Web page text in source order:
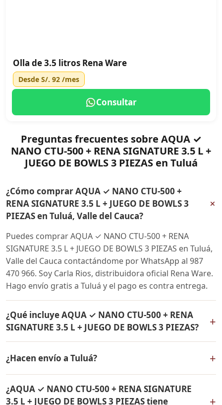
Olla de 3.5 litros Rena Ware
Desde S/. 92 /mes
Consultar
Preguntas frecuentes sobre AQUA ✓
NANO CTU-500 + RENA SIGNATURE 3.5 L +
JUEGO DE BOWLS 3 PIEZAS en Tuluá
¿Cómo comprar AQUA ✓ NANO CTU-500 +
RENA SIGNATURE 3.5 L + JUEGO DE BOWLS 3
PIEZAS en Tuluá, Valle del Cauca?
+
Puedes comprar AQUA ✓ NANO CTU-500 + RENA
SIGNATURE 3.5 L + JUEGO DE BOWLS 3 PIEZAS en Tuluá,
Valle del Cauca contactándome por WhatsApp al 987
470 966. Soy Carla Rios, distribuidora oficial Rena Ware.
Hago envío gratis a Tuluá y el pago es contra entrega.
¿Qué incluye AQUA ✓ NANO CTU-500 + RENA
SIGNATURE 3.5 L + JUEGO DE BOWLS 3 PIEZAS?
+
JUEGO DE BOWLS 3 PIEZAS incluye: Filtro de agua Rena
Ware + Bowls Rena Ware + Olla de 3.5 litros Rena Ware.
Todos los productos son originales Rena Ware con
garantía de por vida.
¿Hacen envío a Tuluá? +
RENA SIGNATURE 3.5 L + JUEGO DE BOWLS 3 PIEZAS a
¿AQUA ✓ NANO CTU-500 + RENA SIGNATURE
3.5 L + JUEGO DE BOWLS 3 PIEZAS tiene
+